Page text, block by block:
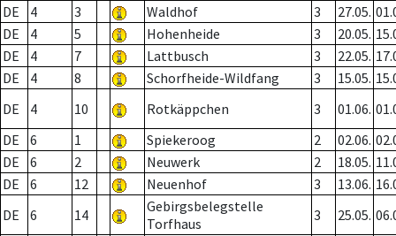
DE
4 3 Waldhof 3 27.05.
DE
4 5 Hohenheide 3 20.05.
DE
4 7 Lattbusch 3 22.05.
DE
4 8 Schorfheide-Wildfang 3 15.05.
DE
4 10 Rotkäppchen 3 01.06.
DE
6 1 Spiekeroog 2 02.06.
DE
6 2 Neuwerk 2 18.05.
DE
6 12 Neuenhof 3 13.06.
DE
6 14
Gebirgsbelegstelle
Torfhaus
3 25.05.